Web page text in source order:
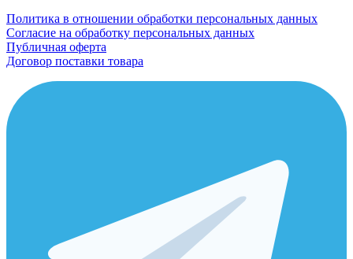
Политика в отношении обработки персональных данных
Согласие на обработку персональных данных
Публичная оферта
Договор поставки товара